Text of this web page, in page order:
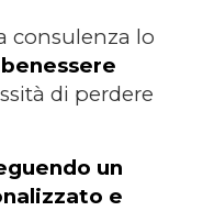
consulenza lo
di perdere
un
e